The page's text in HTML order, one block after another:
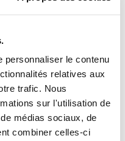
personnaliser le contenu
relatives aux
trafic. Nous
sur l'utilisation de
médias sociaux, de
combiner celles-ci